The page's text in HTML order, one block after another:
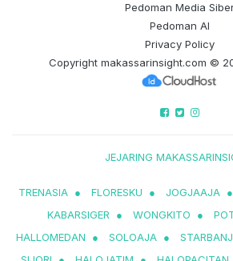
Pedoman Media
Pedoman AI
Privacy Policy
Copyright makassarinsight.com ©
JEJARING
TRENASIA ● FLORESKU ● JOGJAAJA ●
KABARSIGER ● WONGKITO ●
HALLOMEDAN
● SOLOAJA ●